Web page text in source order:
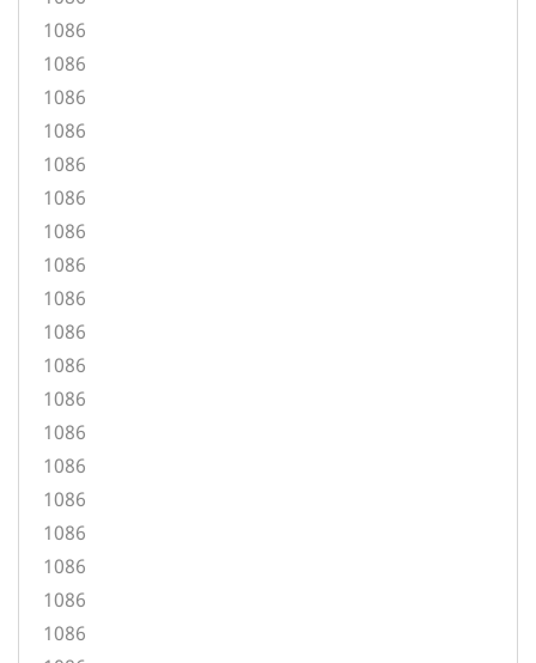
1086
1086
1086
1086
1086
1086
1086
1086
1086
1086
1086
1086
1086
1086
1086
1086
1086
1086
1086